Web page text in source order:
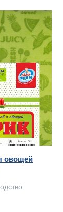
овощей